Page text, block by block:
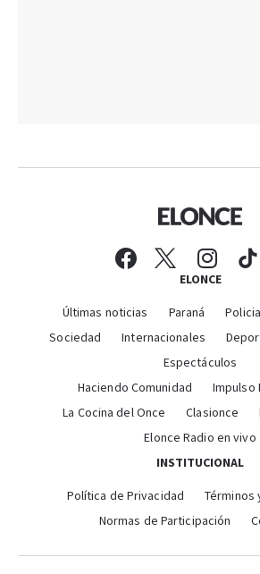
ELONCE
Últimas noticias Paraná
Sociedad
Internacionales
Espectáculos
Haciendo Comunidad
Impulso
La Cocina del Once
Clasionce
Elonce Radio en vivo
INSTITUCIONAL
Política de Privacidad
Términos
Normas de Participación